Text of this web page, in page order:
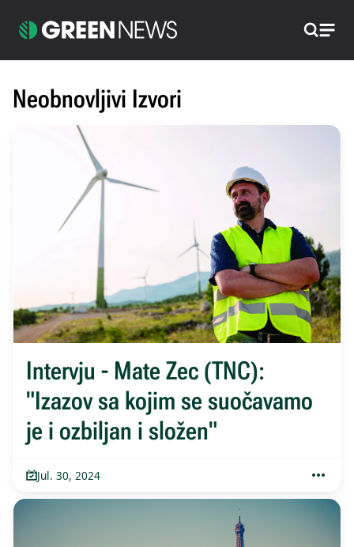
Neobnovljivi Izvori
Intervju - Mate Zec (TNC):
"Izazov sa kojim se suočavamo
je i ozbiljan i složen"
Jul. 30, 2024